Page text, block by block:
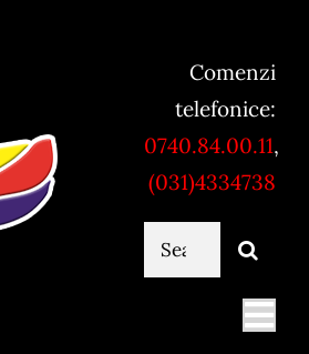
Comenzi
telefonice:
0740.84.00.11,
(031)4334738
Cautare...